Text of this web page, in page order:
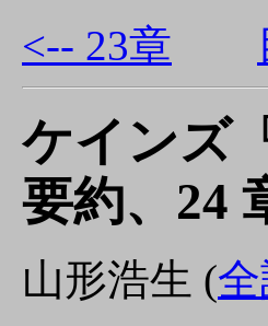
<-- 23章
ケインズ
要約、24
山形浩生 (